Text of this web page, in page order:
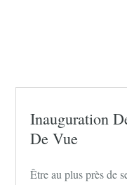
Inauguration
De Vue
Être au plus près de